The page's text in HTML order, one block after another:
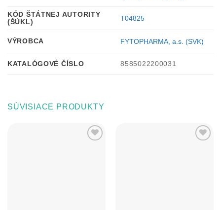
KÓD ŠTÁTNEJ AUTORITY
(ŠÚKL)
T04825
VÝROBCA FYTOPHARMA, a.s. (SVK)
KATALÓGOVÉ ČÍSLO 8585022200031
SÚVISIACE PRODUKTY